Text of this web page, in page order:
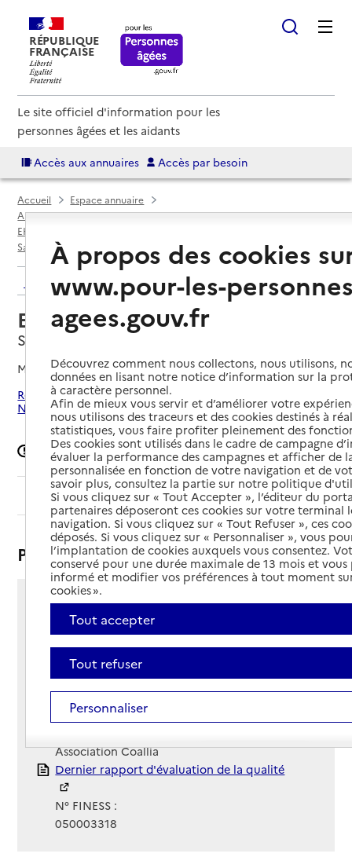
RÉPUBLIQUE
FRANÇAISE
Le site officiel d'information pour les
personnes âgées et les aidants
Accès aux annuaires Accès par besoin
Accueil
Espace annuaire
Annuaire EHPAD et maisons de retraite
EHPAD par département
Saint-Jean-Saint-Nicolas
EHPAD Bonnedonne
Retour aux résultats de l'annuaire
EHPAD Bonnedonne
Saint-Jean-Saint-Nicolas, HAUTES-ALPES
Mis à jour le25/06/2026
Rechercher les établissements autour de Saint-Jean-Saint-
Nicolas
Signaler une erreur
Sommaire
Présentation
Route du Diamant
05260 - Saint-Jean-Saint-Nicolas
Téléphone :
04 92 55 91 55
Contact
Contact
Site Internet
Site internet
Association Coallia
Rapport HAS
Dernier rapport d'évaluation de la qualité
N° FINESS :
050003318
À propos des cookies
www.pour-les-
agees.gouv.fr
Découvrez comment nous collectons, nous utilisons,
données en lisant notre notice d’information sur la
à caractère personnel.
Afin de mieux vous servir et d’améliorer votre
nous utilisons des traceurs et des cookies destinés à
statistiques, vous faire profiter pleinement des
Des cookies sont utilisés dans le cadre de campagne
évaluer la performance des campagnes et afficher de
personnalisée en fonction de votre navigation et de
savoir plus, consultez la partie sur notre politique
Si vous cliquez sur « Tout Accepter », l’éditeur du
partenaires déposeront ces cookies sur votre terminal
navigation. Si vous cliquez sur « Tout Refuser », ces
déposés. Si vous cliquez sur « Personnaliser », vous
l’implantation de cookies auxquels vous consentez.
conservé pour une durée maximale de 13 mois et
informé et modifier vos préférences à tout moment
cookies ».
Tout accepter
Tout refuser
Personnaliser